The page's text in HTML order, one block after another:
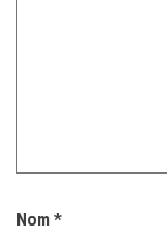
Nom *